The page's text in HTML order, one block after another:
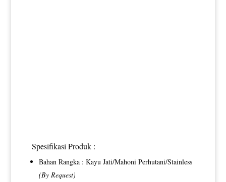
Spesifikasi Produk :
Bahan Rangka : Kayu Jati/Mahoni Perhutani/Stainless
(By Request)